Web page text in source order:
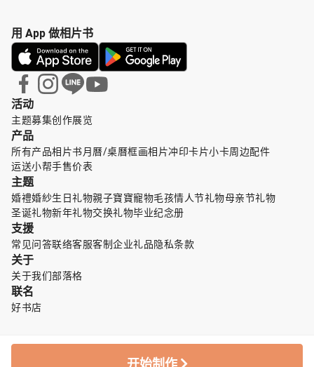
开始制作
活动
主题募集创作展览
产品
所有产品相片书月曆/桌曆框画相片冲印卡片小卡周边配件
运送小帮手售价表
主题
婚禮婚紗生日礼物親子寶寶寵物毛孩情人节礼物母亲节礼物
圣诞礼物新年礼物交换礼物毕业纪念册
支援
常见问答联络客服客制企业礼品隐私条款
关于
关于我们部落格
联名
好书店
用 App 做相片书